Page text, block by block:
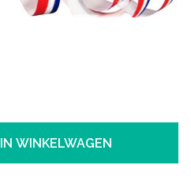
IN WINKELWAGEN